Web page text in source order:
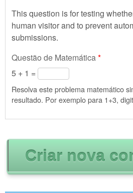
This question is for testing
human visitor and to prevent
submissions.
Questão de Matemática*
5 + 1 =
Resolva este problema matemático
resultado. Por exemplo para 1+3,